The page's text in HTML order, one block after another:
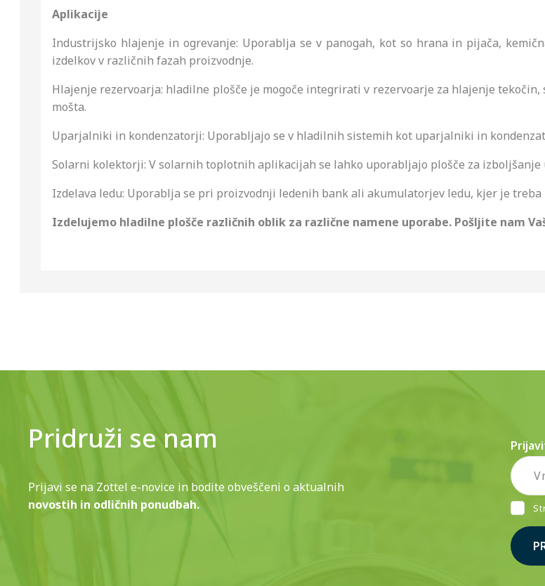
Aplikacije
Industrijsko hlajenje in ogrevanje: Uporablja se v panogah, kot so hrana in pijača,
izdelkov v različnih fazah proizvodnje.
Hlajenje rezervoarja: hladilne plošče je mogoče integrirati v rezervoarje za hlajenje
mošta.
Uparjalniki in kondenzatorji: Uporabljajo se v hladilnih sistemih kot uparjalniki in
Solarni kolektorji: V solarnih toplotnih aplikacijah se lahko uporabljajo plošče za
Izdelava ledu: Uporablja se pri proizvodnji ledenih bank ali akumulatorjev ledu, kjer je
Izdelujemo hladilne plošče različnih oblik za različne namene uporabe. Pošljite nam
Pridruži se nam
Prijavi se na Zottel e-novice in bodite obveščeni o aktualnih
novostih in odličnih ponudbah.